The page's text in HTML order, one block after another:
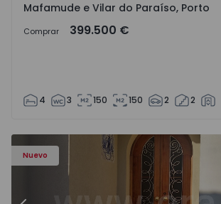
Mafamude e Vilar do Paraíso, Porto
Comprar 399.500 €
4 3 150 150 2 2
Nuevo
Casa T10 Porto, Paranhos - 1572292 - 12